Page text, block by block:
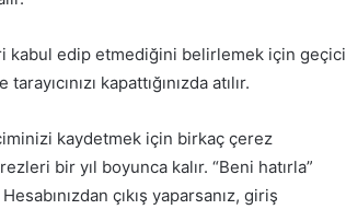
kabul edip etmediğini belirlemek için geçici
kapattığınızda atılır.
kaydetmek için birkaç çerez
bir yıl boyunca kalır. “Beni hatırla”
çıkış yaparsanız, giriş